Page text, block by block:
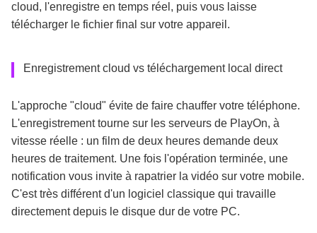
cloud, l'enregistre en temps réel, puis vous laisse
télécharger le fichier final sur votre appareil.
Enregistrement cloud vs téléchargement local direct
L'approche "cloud" évite de faire chauffer votre téléphone.
L'enregistrement tourne sur les serveurs de PlayOn, à
vitesse réelle : un film de deux heures demande deux
heures de traitement. Une fois l'opération terminée, une
notification vous invite à rapatrier la vidéo sur votre mobile.
C'est très différent d'un logiciel classique qui travaille
directement depuis le disque dur de votre PC.